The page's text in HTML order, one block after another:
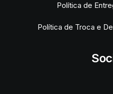
Política de
Política de Troca e